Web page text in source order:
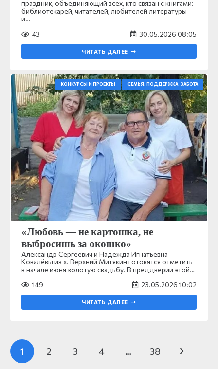
праздник, объединяющий всех, кто связан с книгами:
библиотекарей, читателей, любителей литературы
и…
43
30.05.2026 08:05
ЧИТАТЬ ДАЛЕЕ
КОНКУРСЫ И ПРОЕКТЫ СЕМЬЯ. ПОДДЕРЖКА. ЗАБОТА
«Любовь — не картошка, не
выбросишь за окошко»
Александр Сергеевич и Надежда Игнатьевна
Ковалёвы из х. Верхний Митякин готовятся отметить
в начале июня золотую свадьбу. В преддверии этой…
149
23.05.2026 10:02
ЧИТАТЬ ДАЛЕЕ
1 2 3 4 … 38